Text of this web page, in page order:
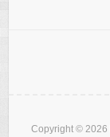
Copyright © 2026